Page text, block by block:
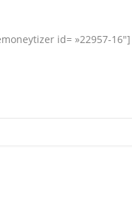
id= »22957-16″]